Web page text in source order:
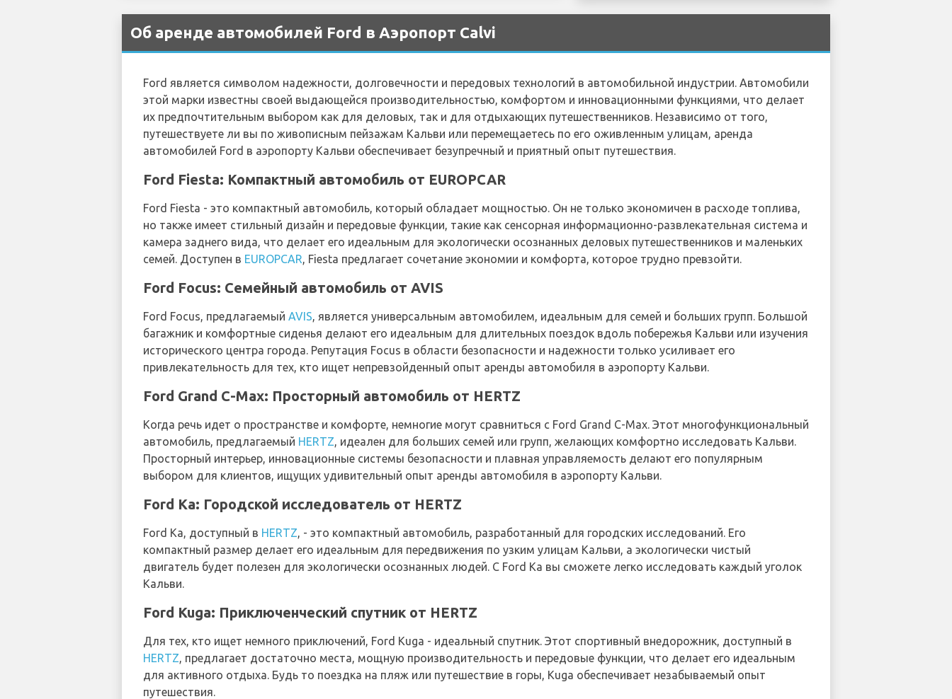
Об аренде автомобилей Ford в Аэропорт Calvi
Ford является символом надежности, долговечности и передовых технологий в автомобильной индустрии. Автомобили
этой марки известны своей выдающейся производительностью, комфортом и инновационными функциями, что делает
их предпочтительным выбором как для деловых, так и для отдыхающих путешественников. Независимо от того,
путешествуете ли вы по живописным пейзажам Кальви или перемещаетесь по его оживленным улицам, аренда
автомобилей Ford в аэропорту Кальви обеспечивает безупречный и приятный опыт путешествия.
Ford Fiesta: Компактный автомобиль от EUROPCAR
Ford Fiesta - это компактный автомобиль, который обладает мощностью. Он не только экономичен в расходе топлива,
но также имеет стильный дизайн и передовые функции, такие как сенсорная информационно-развлекательная система и
камера заднего вида, что делает его идеальным для экологически осознанных деловых путешественников и маленьких
семей. Доступен в EUROPCAR, Fiesta предлагает сочетание экономии и комфорта, которое трудно превзойти.
Ford Focus: Семейный автомобиль от AVIS
Ford Focus, предлагаемый AVIS, является универсальным автомобилем, идеальным для семей и больших групп. Большой
багажник и комфортные сиденья делают его идеальным для длительных поездок вдоль побережья Кальви или изучения
исторического центра города. Репутация Focus в области безопасности и надежности только усиливает его
привлекательность для тех, кто ищет непревзойденный опыт аренды автомобиля в аэропорту Кальви.
Ford Grand C-Max: Просторный автомобиль от HERTZ
Когда речь идет о пространстве и комфорте, немногие могут сравниться с Ford Grand C-Max. Этот многофункциональный
автомобиль, предлагаемый HERTZ, идеален для больших семей или групп, желающих комфортно исследовать Кальви.
Просторный интерьер, инновационные системы безопасности и плавная управляемость делают его популярным
выбором для клиентов, ищущих удивительный опыт аренды автомобиля в аэропорту Кальви.
Ford Ka: Городской исследователь от HERTZ
Ford Ka, доступный в HERTZ, - это компактный автомобиль, разработанный для городских исследований. Его
компактный размер делает его идеальным для передвижения по узким улицам Кальви, а экологически чистый
двигатель будет полезен для экологически осознанных людей. С Ford Ka вы сможете легко исследовать каждый уголок
Кальви.
Ford Kuga: Приключенческий спутник от HERTZ
Для тех, кто ищет немного приключений, Ford Kuga - идеальный спутник. Этот спортивный внедорожник, доступный в
HERTZ, предлагает достаточно места, мощную производительность и передовые функции, что делает его идеальным
для активного отдыха. Будь то поездка на пляж или путешествие в горы, Kuga обеспечивает незабываемый опыт
путешествия.